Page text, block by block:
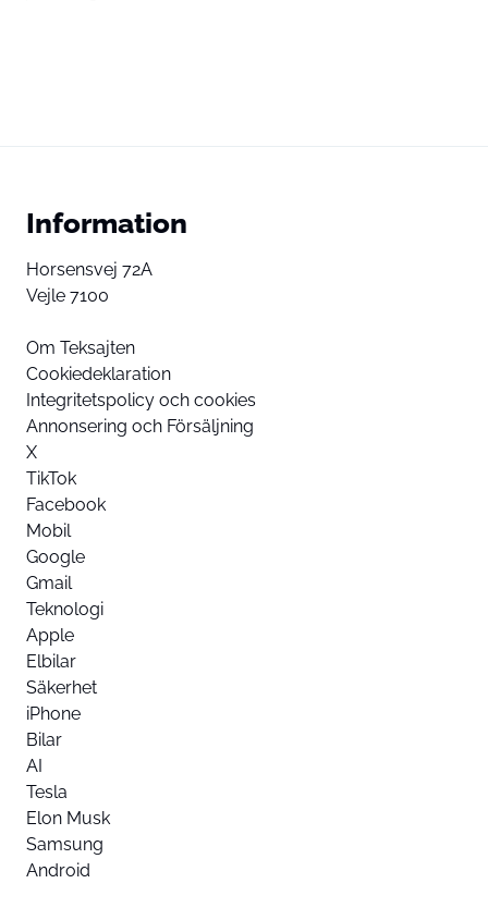
Information
Horsensvej 72A
Vejle 7100
Om Teksajten
Cookiedeklaration
Integritetspolicy och cookies
Annonsering och Försäljning
X
TikTok
Facebook
Mobil
Google
Gmail
Teknologi
Apple
Elbilar
Säkerhet
iPhone
Bilar
AI
Tesla
Elon Musk
Samsung
Android